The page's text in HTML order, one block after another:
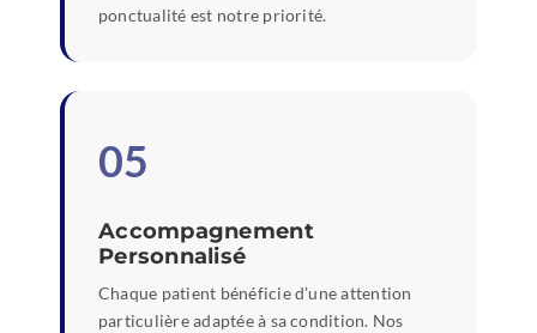
ponctualité est notre priorité.
05
Accompagnement
Personnalisé
Chaque patient bénéficie d’une attention
particulière adaptée à sa condition. Nos